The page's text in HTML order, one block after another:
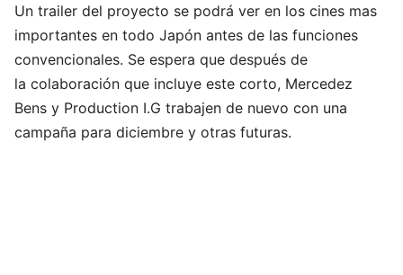
Un trailer del proyecto se podrá ver en los cines mas
importantes en todo Japón antes de las funciones
convencionales. Se espera que después de
la colaboración que incluye este corto, Mercedez
Bens y Production I.G trabajen de nuevo con una
campaña para diciembre y otras futuras.